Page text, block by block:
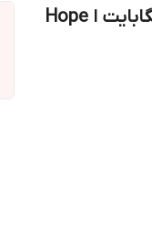
گوشی هوپ K22 | حافظه 32 مگابایت ا Hope